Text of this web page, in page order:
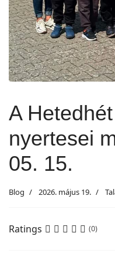
A
nyertesei
05. 15.
Blog 2026. május 19.
Ratings (0)